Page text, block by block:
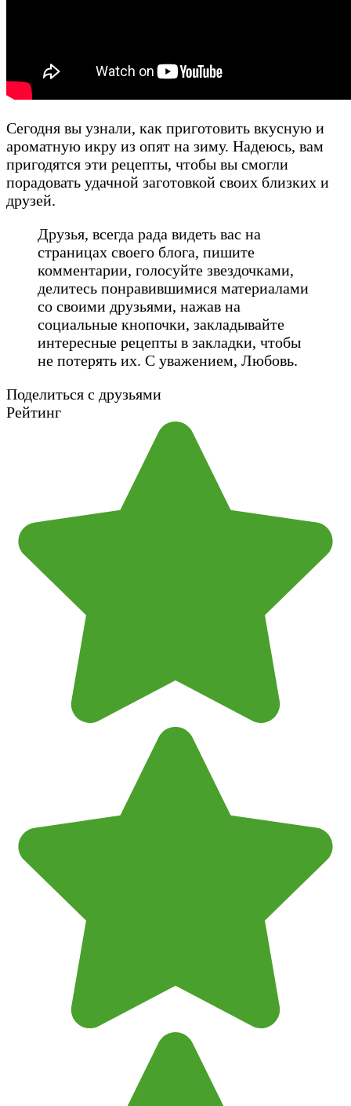
Сегодня вы узнали, как приготовить вкусную и
ароматную икру из опят на зиму. Надеюсь, вам
пригодятся эти рецепты, чтобы вы смогли
порадовать удачной заготовкой своих близких и
друзей.
Друзья, всегда рада видеть вас на
страницах своего блога, пишите
комментарии, голосуйте звездочками,
делитесь понравившимися материалами
со своими друзьями, нажав на
социальные кнопочки, закладывайте
интересные рецепты в закладки, чтобы
не потерять их. С уважением, Любовь.
Поделиться с друзьями
Рейтинг